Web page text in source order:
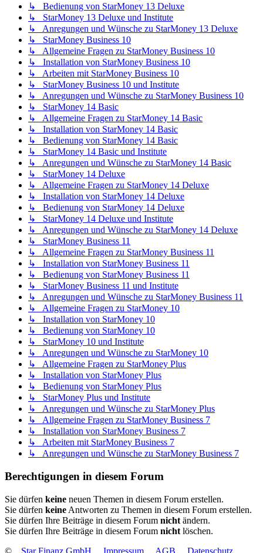
↳ Bedienung von StarMoney 13 Deluxe
↳ StarMoney 13 Deluxe und Institute
↳ Anregungen und Wünsche zu StarMoney 13 Deluxe
↳ StarMoney Business 10
↳ Allgemeine Fragen zu StarMoney Business 10
↳ Installation von StarMoney Business 10
↳ Arbeiten mit StarMoney Business 10
↳ StarMoney Business 10 und Institute
↳ Anregungen und Wünsche zu StarMoney Business 10
↳ StarMoney 14 Basic
↳ Allgemeine Fragen zu StarMoney 14 Basic
↳ Installation von StarMoney 14 Basic
↳ Bedienung von StarMoney 14 Basic
↳ StarMoney 14 Basic und Institute
↳ Anregungen und Wünsche zu StarMoney 14 Basic
↳ StarMoney 14 Deluxe
↳ Allgemeine Fragen zu StarMoney 14 Deluxe
↳ Installation von StarMoney 14 Deluxe
↳ Bedienung von StarMoney 14 Deluxe
↳ StarMoney 14 Deluxe und Institute
↳ Anregungen und Wünsche zu StarMoney 14 Deluxe
↳ StarMoney Business 11
↳ Allgemeine Fragen zu StarMoney Business 11
↳ Installation von StarMoney Business 11
↳ Bedienung von StarMoney Business 11
↳ StarMoney Business 11 und Institute
↳ Anregungen und Wünsche zu StarMoney Business 11
↳ Allgemeine Fragen zu StarMoney 10
↳ Installation von StarMoney 10
↳ Bedienung von StarMoney 10
↳ StarMoney 10 und Institute
↳ Anregungen und Wünsche zu StarMoney 10
↳ Allgemeine Fragen zu StarMoney Plus
↳ Installation von StarMoney Plus
↳ Bedienung von StarMoney Plus
↳ StarMoney Plus und Institute
↳ Anregungen und Wünsche zu StarMoney Plus
↳ Allgemeine Fragen zu StarMoney Business 7
↳ Installation von StarMoney Business 7
↳ Arbeiten mit StarMoney Business 7
↳ Anregungen und Wünsche zu StarMoney Business 7
Berechtigungen in diesem Forum
Sie dürfen keine neuen Themen in diesem Forum erstellen.
Sie dürfen keine Antworten zu Themen in diesem Forum erstellen.
Sie dürfen Ihre Beiträge in diesem Forum nicht ändern.
Sie dürfen Ihre Beiträge in diesem Forum nicht löschen.
©
Star Finanz GmbH Impressum AGB Datenschutz